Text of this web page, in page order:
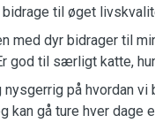
til øget
med dyr bidrager til
god til særligt katte,
på hvordan vi
kan gå ture hver dage